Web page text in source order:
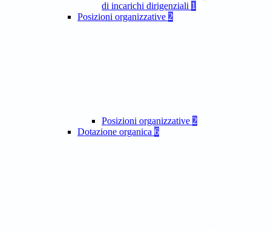
di incarichi dirigenziali 1
Posizioni organizzative 2
Posizioni organizzative 2
Dotazione organica 6